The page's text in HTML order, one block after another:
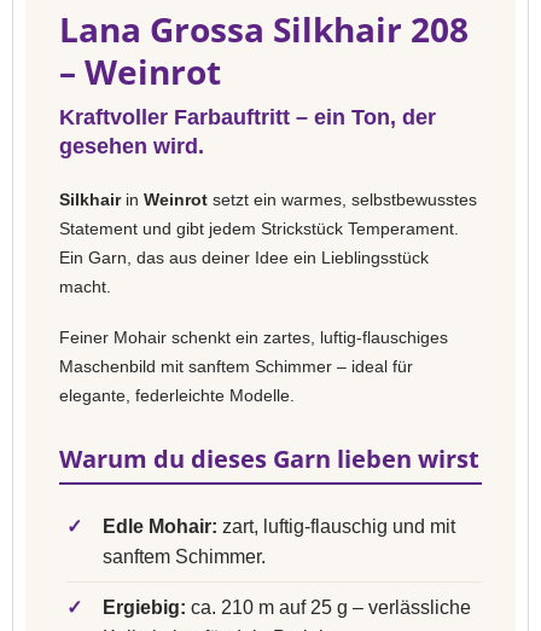
Lana Grossa Silkhair 208
– Weinrot
Kraftvoller Farbauftritt – ein Ton, der
gesehen wird.
Silkhairin Weinrot setzt ein warmes, selbstbewusstes
Statement und gibt jedem Strickstück Temperament.
Ein Garn, das aus deiner Idee ein Lieblingsstück
macht.
Feiner Mohair schenkt ein zartes, luftig-flauschiges
Maschenbild mit sanftem Schimmer – ideal für
elegante, federleichte Modelle.
Warum du dieses Garn lieben wirst
✓ Edle Mohair: zart, luftig-flauschig und mit
sanftem Schimmer.
✓ Ergiebig: ca. 210 m auf 25 g – verlässliche